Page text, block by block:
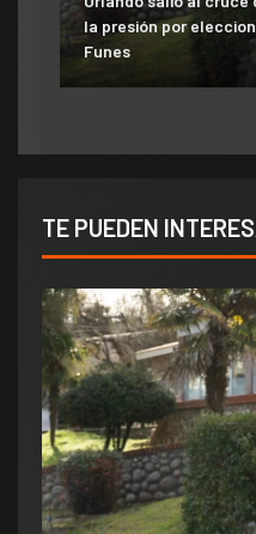
la presión por
Funes
ATE salió con los
aumento del 10% que
«Consolida salarios de
TE PUEDEN